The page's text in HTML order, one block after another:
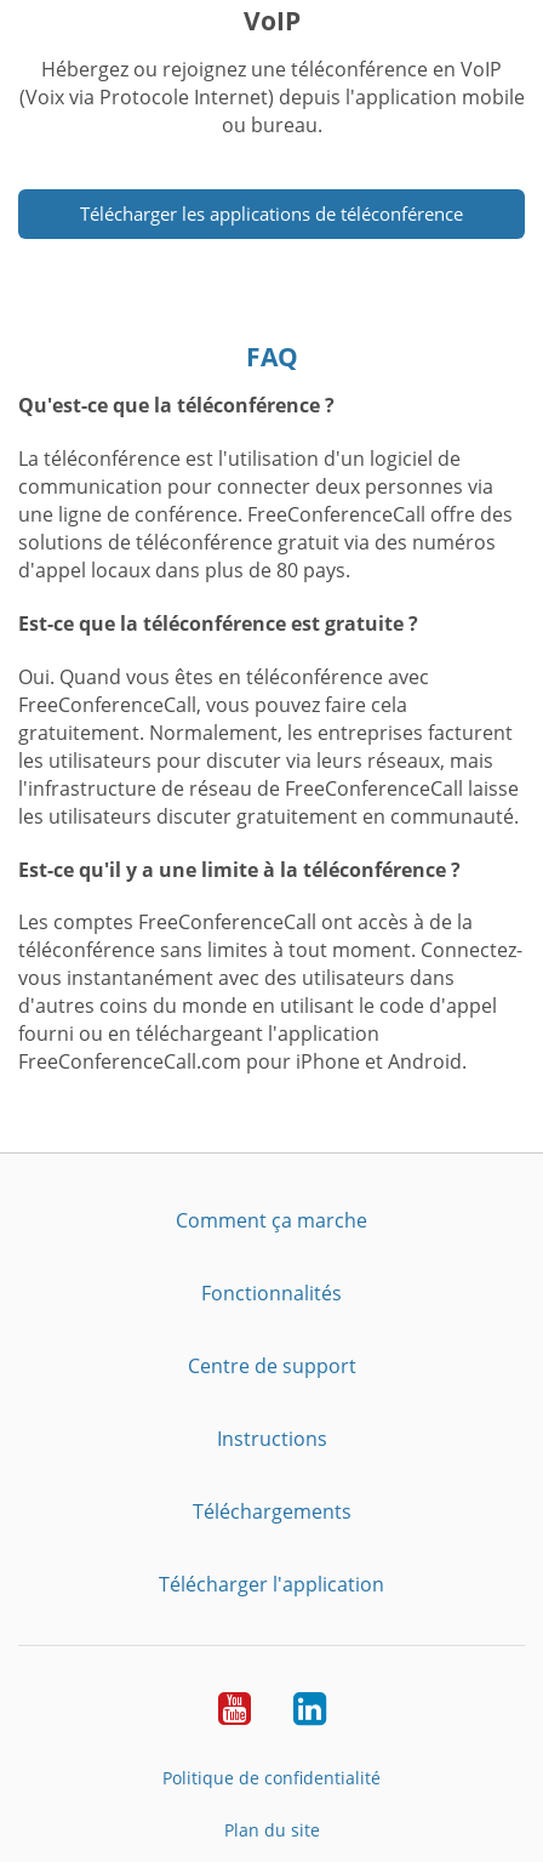
VoIP
Hébergez ou rejoignez une téléconférence en VoIP
(Voix via Protocole Internet) depuis l'application mobile
ou bureau.
Télécharger les applications de téléconférence
FAQ
Qu'est-ce que la téléconférence ?
La téléconférence est l'utilisation d'un logiciel de
communication pour connecter deux personnes via
une ligne de conférence. FreeConferenceCall offre des
solutions de téléconférence gratuit via des numéros
d'appel locaux dans plus de 80 pays.
Est-ce que la téléconférence est gratuite ?
Oui. Quand vous êtes en téléconférence avec
FreeConferenceCall, vous pouvez faire cela
gratuitement. Normalement, les entreprises facturent
les utilisateurs pour discuter via leurs réseaux, mais
l'infrastructure de réseau de FreeConferenceCall laisse
les utilisateurs discuter gratuitement en communauté.
Est-ce qu'il y a une limite à la téléconférence ?
Les comptes FreeConferenceCall ont accès à de la
téléconférence sans limites à tout moment. Connectez-
vous instantanément avec des utilisateurs dans
d'autres coins du monde en utilisant le code d'appel
fourni ou en téléchargeant l'application
FreeConferenceCall.com pour iPhone et Android.
Comment ça marche
Fonctionnalités
Centre de support
Instructions
Téléchargements
Télécharger l'application
YouTubeLinkedIn
Politique de confidentialité
Plan du site